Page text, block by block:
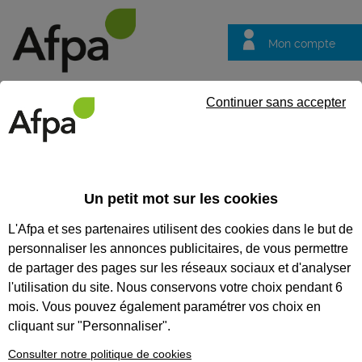
Mon compte
questions
IDÉES MÉTIERS
Recherchez un métier
Tout supprimer
Un petit mot sur les cookies
L'Afpa et ses partenaires utilisent des cookies dans le but de
personnaliser les annonces publicitaires, de vous permettre
de partager des pages sur les réseaux sociaux et d'analyser
l'utilisation du site. Nous conservons votre choix pendant 6
mois. Vous pouvez également paramétrer vos choix en
cliquant sur "Personnaliser".
Consulter notre politique de cookies
Continuer sans accepter